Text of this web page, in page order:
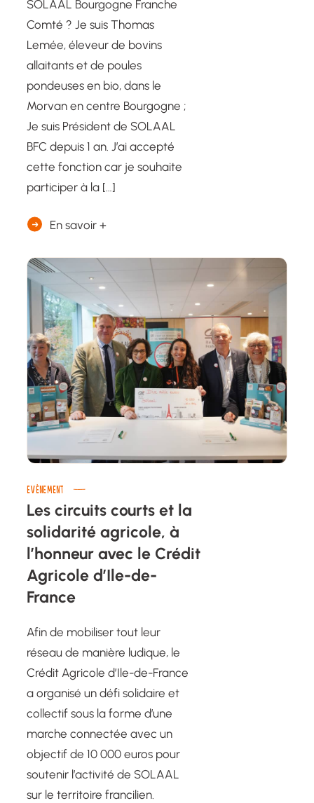
SOLAAL Bourgogne Franche
Comté ? Je suis Thomas
Lemée, éleveur de bovins
allaitants et de poules
pondeuses en bio, dans le
Morvan en centre Bourgogne ;
Je suis Président de SOLAAL
BFC depuis 1 an. J’ai accepté
cette fonction car je souhaite
participer à la […]
En savoir +
EVÈNEMENT
Les circuits courts et la
solidarité agricole, à
l’honneur avec le Crédit
Agricole d’Ile-de-
France
Afin de mobiliser tout leur
réseau de manière ludique, le
Crédit Agricole d’Ile-de-France
a organisé un défi solidaire et
collectif sous la forme d’une
marche connectée avec un
objectif de 10 000 euros pour
soutenir l’activité de SOLAAL
sur le territoire francilien.